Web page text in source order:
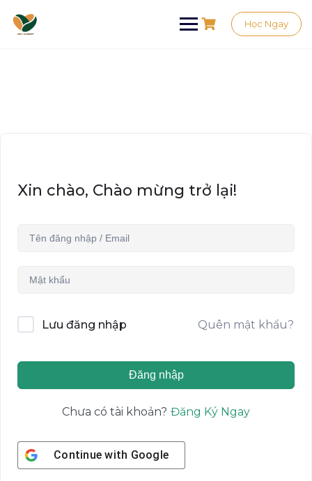
Học Ngay
Xin chào, Chào mừng trở lại!
Lưu đăng nhập Quên mật khẩu?
Đăng nhập
Chưa có tài khoản? Đăng Ký Ngay
Continue with Google